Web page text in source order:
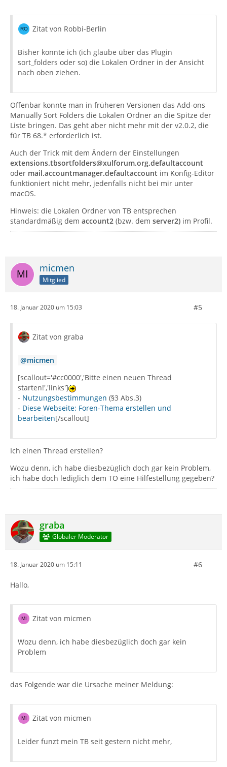
Zitat von Robbi-Berlin
Bisher konnte ich (ich glaube über das Plugin
sort_folders oder so) die Lokalen Ordner in der Ansicht
nach oben ziehen.
Offenbar konnte man in früheren Versionen das Add-ons
Manually Sort Folders die Lokalen Ordner an die Spitze der
Liste bringen. Das geht aber nicht mehr mit der v2.0.2, die
für TB 68.* erforderlich ist.
Auch der Trick mit dem Ändern der Einstellungen
extensions.tbsortfolders@xulforum.org.defaultaccount
oder mail.accountmanager.defaultaccount im Konfig-Editor
funktioniert nicht mehr, jedenfalls nicht bei mir unter
macOS.
Hinweis: die Lokalen Ordner von TB entsprechen
standardmäßig dem account2 (bzw. dem server2) im Profil.
micmen
Mitglied
18. Januar 2020 um 15:03 #5
Zitat von graba
micmen
[scallout='#cc0000','Bitte einen neuen Thread
starten!','links']
- Nutzungsbestimmungen (§3 Abs.3)
- Diese Webseite: Foren-Thema erstellen und
bearbeiten[/scallout]
Ich einen Thread erstellen?
Wozu denn, ich habe diesbezüglich doch gar kein Problem,
ich habe doch lediglich dem TO eine Hilfestellung gegeben?
graba
Globaler Moderator
18. Januar 2020 um 15:11 #6
Hallo,
Zitat von micmen
Wozu denn, ich habe diesbezüglich doch gar kein
Problem
das Folgende war die Ursache meiner Meldung:
Zitat von micmen
Leider funzt mein TB seit gestern nicht mehr,